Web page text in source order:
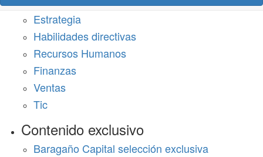
Estrategia
Habilidades directivas
Recursos Humanos
Finanzas
Ventas
Tic
Contenido exclusivo
Baragaño Capital selección exclusiva